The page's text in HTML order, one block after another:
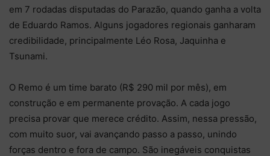
em 7 rodadas disputadas do Parazão, quando ganha a volta
de Eduardo Ramos. Alguns jogadores regionais ganharam
credibilidade, principalmente Léo Rosa, Jaquinha e
Tsunami.
O Remo é um time barato (R$ 290 mil por mês), em
construção e em permanente provação. A cada jogo
precisa provar que merece crédito. Assim, nessa pressão,
com muito suor, vai avançando passo a passo, unindo
forças dentro e fora de campo. São inegáveis conquistas